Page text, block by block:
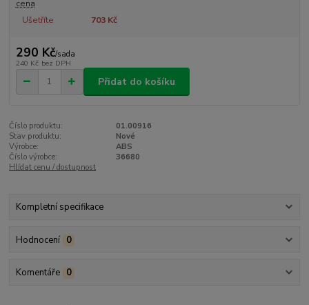
cena
Ušetříte 703 Kč
290 Kč/sada
240 Kč bez DPH
Přidat do košíku
Číslo produktu:
01.00916
Stav produktu:
Nové
Výrobce:
ABS
Číslo výrobce:
36680
Hlídat cenu / dostupnost
Kompletní specifikace
Hodnocení 0
Komentáře 0